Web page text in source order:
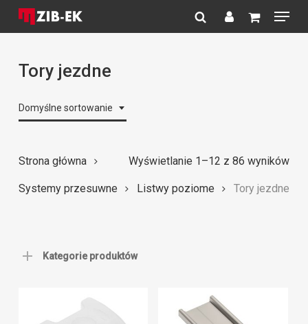
Skip
content
searchaccount
Menu
Tory jezdne
Domyślne sortowanie
Wyświetlanie 1–12 z 86 wyników
Strona główna
Systemy przesuwne Listwy poziome Tory jezdne
Kategorie produktów